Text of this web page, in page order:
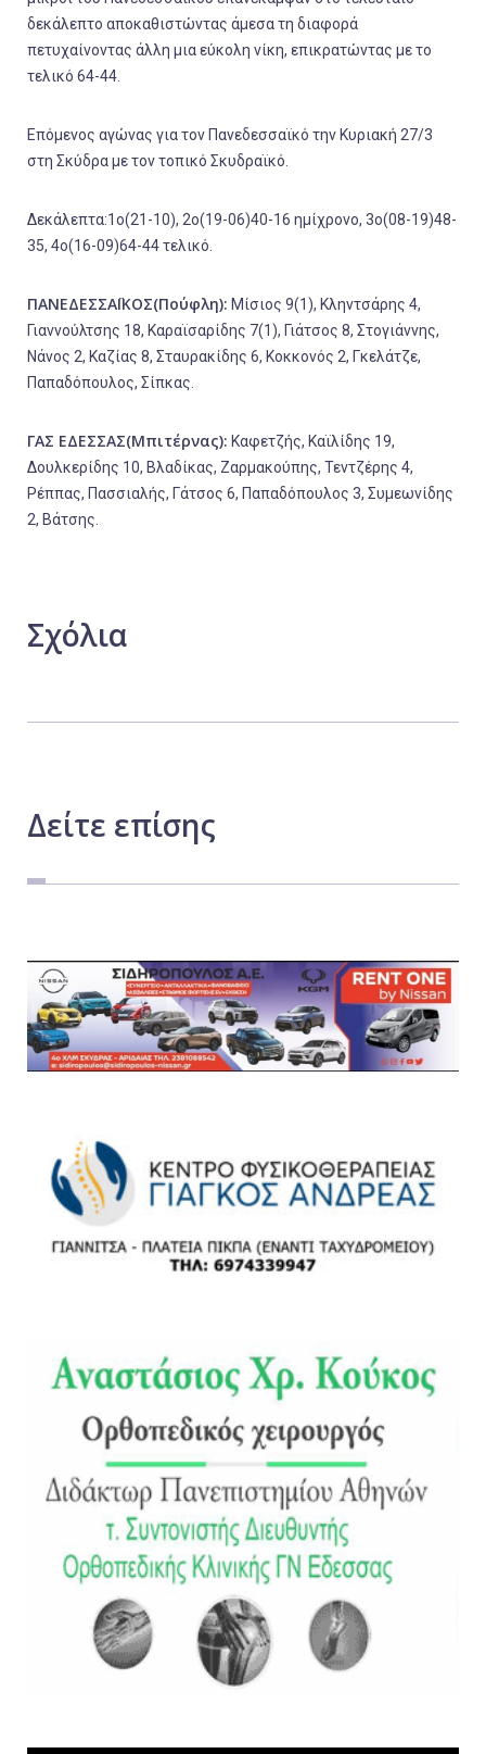
δεκάλεπτο αποκαθιστώντας άμεσα τη διαφορά
πετυχαίνοντας άλλη μια εύκολη νίκη, επικρατώντας με το
τελικό 64-44.
Επόμενος αγώνας για τον Πανεδεσσαϊκό την Κυριακή 27/3
στη Σκύδρα με τον τοπικό Σκυδραϊκό.
Δεκάλεπτα:1ο(21-10), 2ο(19-06)40-16 ημίχρονο, 3ο(08-19)48-
35, 4ο(16-09)64-44 τελικό.
ΠΑΝΕΔΕΣΣΑΪΚΟΣ(Πούφλη): Μίσιος 9(1), Κληντσάρης 4,
Γιαννούλτσης 18, Καραϊσαρίδης 7(1), Γιάτσος 8, Στογιάννης,
Νάνος 2, Καζίας 8, Σταυρακίδης 6, Κοκκονός 2, Γκελάτζε,
Παπαδόπουλος, Σίπκας.
ΓΑΣ ΕΔΕΣΣΑΣ(Μπιτέρνας): Καφετζής, Καϊλίδης 19,
Δουλκερίδης 10, Βλαδίκας, Ζαρμακούπης, Τεντζέρης 4,
Ρέππας, Πασσιαλής, Γάτσος 6, Παπαδόπουλος 3, Συμεωνίδης
2, Βάτσης.
Σχόλια
Δείτε επίσης